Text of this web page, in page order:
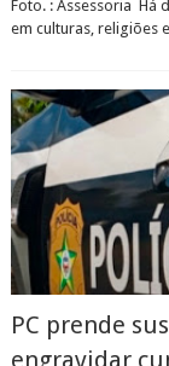
Foto. : Assessoria Há
em culturas, religiões
PC prende
engravidar